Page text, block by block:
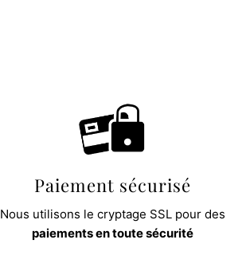
Paiement sécurisé
Nous utilisons le cryptage SSL pour des
paiements en toute sécurité